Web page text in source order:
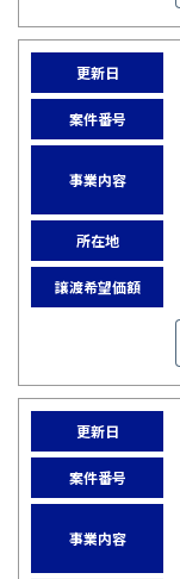
更新日
案件番号
事業内容
所在地
譲渡希望価額
更新日
案件番号
事業内容